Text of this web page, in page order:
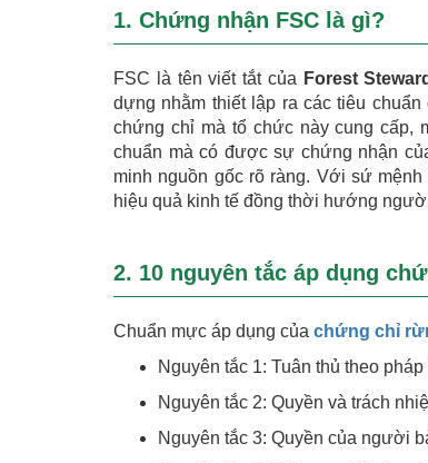
1. Chứng nhận FSC là gì?
FSC là tên viết tắt của Forest
dựng nhằm thiết lập ra các tiêu
chứng chỉ mà tổ chức này cung cấp,
chuẩn mà có được sự chứng nhận
minh nguồn gốc rõ ràng. Với sứ
hiệu quả kinh tế đồng thời hướng
2. 10 nguyên tắc áp dụng
Chuẩn mực áp dụng của chứng chỉ
Nguyên tắc 1: Tuân thủ theo
Nguyên tắc 2: Quyền và trách
Nguyên tắc 3: Quyền của người